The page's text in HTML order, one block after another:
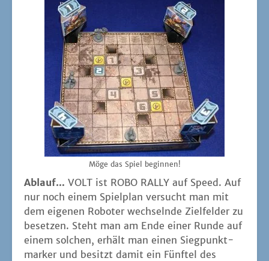
Möge das Spiel beginnen!
Ablauf… VOLT ist ROBO RALLY auf Speed. Auf
nur noch einem Spiel­plan ver­sucht man mit
dem eige­nen Robo­ter wech­seln­de Ziel­fel­der zu
beset­zen. Steht man am Ende einer Run­de auf
einem sol­chen, erhält man einen Sieg­punkt­
mar­ker und besitzt damit ein Fünf­tel des